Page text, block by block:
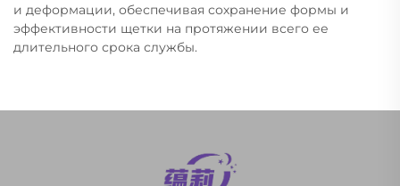
и деформации, обеспечивая сохранение формы и
эффективности щетки на протяжении всего ее
длительного срока службы.